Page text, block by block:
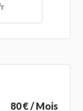
80 € / Mois